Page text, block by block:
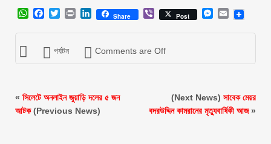
WhatsApp
Facebook
Twitter
Print LinkedIn
Share ViberPost Messenger
Email
পর্যটন Comments are Off
« সিলেটে অনলাইন জুয়াড়ি দলের ৫ জন
আটক(Previous News)
(Next News) সাবেক মেয়র
বদরউদ্দিন কামরানের মৃত্যুবার্ষিকী আজ»